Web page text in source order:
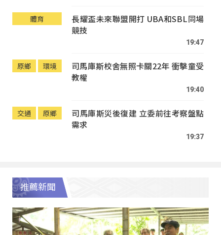
體育
長耀盃未來聯盟開打 UBA和SBL同場
競技
19:47
原鄉 環境
司馬庫斯校舍無照卡關22年 衝擊童受
教權
19:40
交通 原鄉
司馬庫斯災後復建 立委前往考察盤點
需求
19:37
推薦新聞